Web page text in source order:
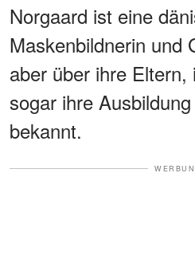
Norgaard ist eine
Maskenbildnerin und
aber über ihre
sogar ihre
bekannt.